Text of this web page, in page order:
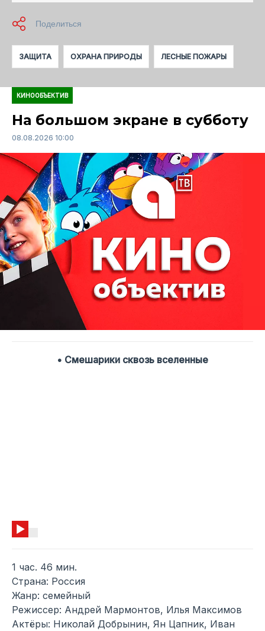
ЗАЩИТА ОХРАНА ПРИРОДЫ ЛЕСНЫЕ ПОЖАРЫ
КИНООБЪЕКТИВ
На большом экране в субботу
08.08.2026 10:00
• Смешарики сквозь вселенные
1 час. 46 мин.
Страна: Россия
Жанр: семейный
Режиссер: Андрей Мармонтов, Илья Максимов
Актёры: Николай Добрынин, Ян Цапник, Иван